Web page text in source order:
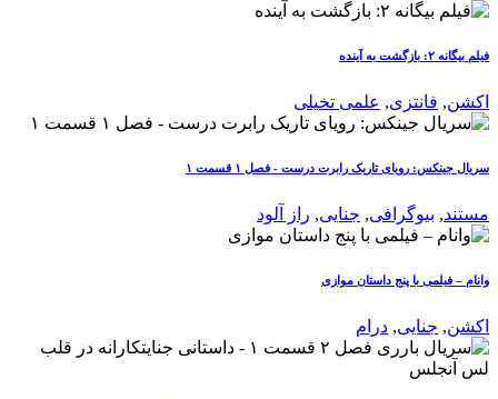
فیلم بیگانه ۲: بازگشت به آینده
اکشن, فانتزی, علمی تخیلی
سریال جینکس: رویای تاریک رابرت درست - فصل ۱ قسمت ۱
مستند, بیوگرافی, جنایی, راز آلود
وانام – فیلمی با پنج داستان موازی
اکشن, جنایی, درام